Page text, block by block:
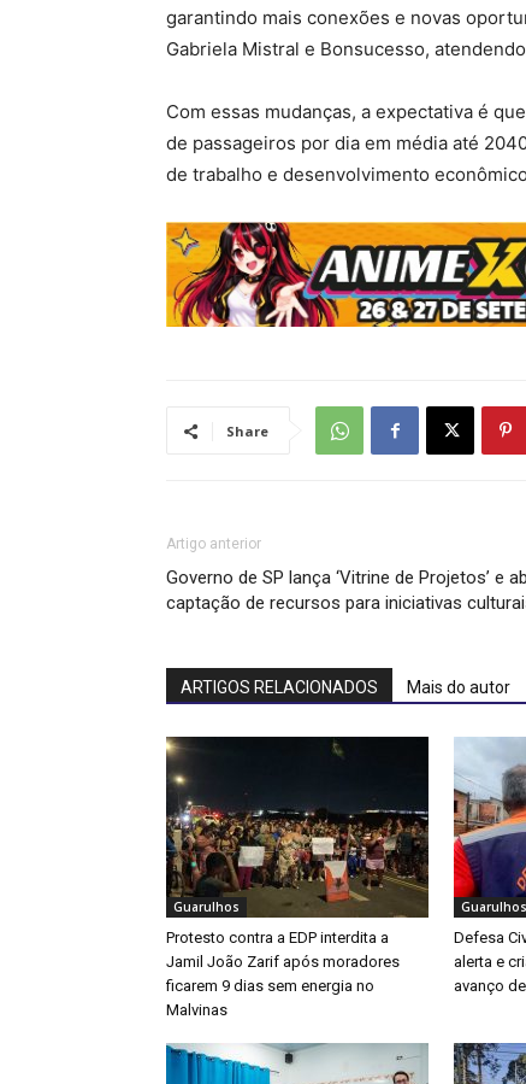
garantindo mais conexões e novas
Gabriela Mistral e Bonsucesso,
Com essas mudanças, a expectativa é
de passageiros por dia em média até
de trabalho e desenvolvimento
Share
Artigo anterior
Governo de SP lança ‘Vitrine de Projetos’ e
captação de recursos para iniciativas
ARTIGOS RELACIONADOS Mais do autor
Guarulhos
Protesto contra a EDP interdita a
Jamil João Zarif após moradores
ficarem 9 dias sem energia no
Malvinas
Guarulhos
Defesa
alerta e
avanço